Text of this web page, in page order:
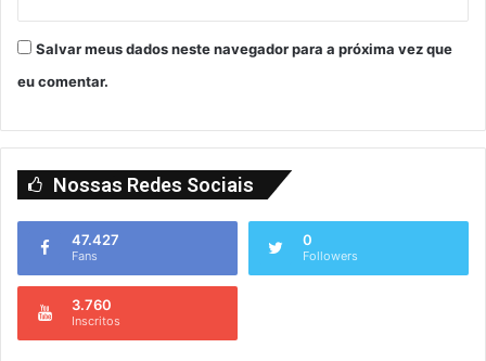
Salvar meus dados neste navegador para a próxima vez que
eu comentar.
Nossas Redes Sociais
47.427
Fans
0
Followers
3.760
Inscritos